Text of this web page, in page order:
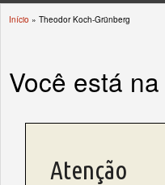
Início » Theodor Koch-Grünberg
Você está
Atenção